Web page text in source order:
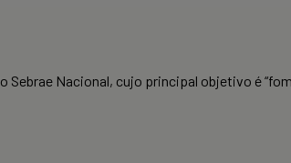
Nacional, cujo principal objetivo é